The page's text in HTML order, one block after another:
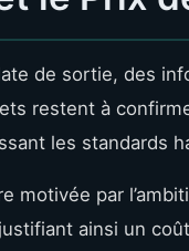
de sortie, des
restent à
les standards
motivée par
ainsi un